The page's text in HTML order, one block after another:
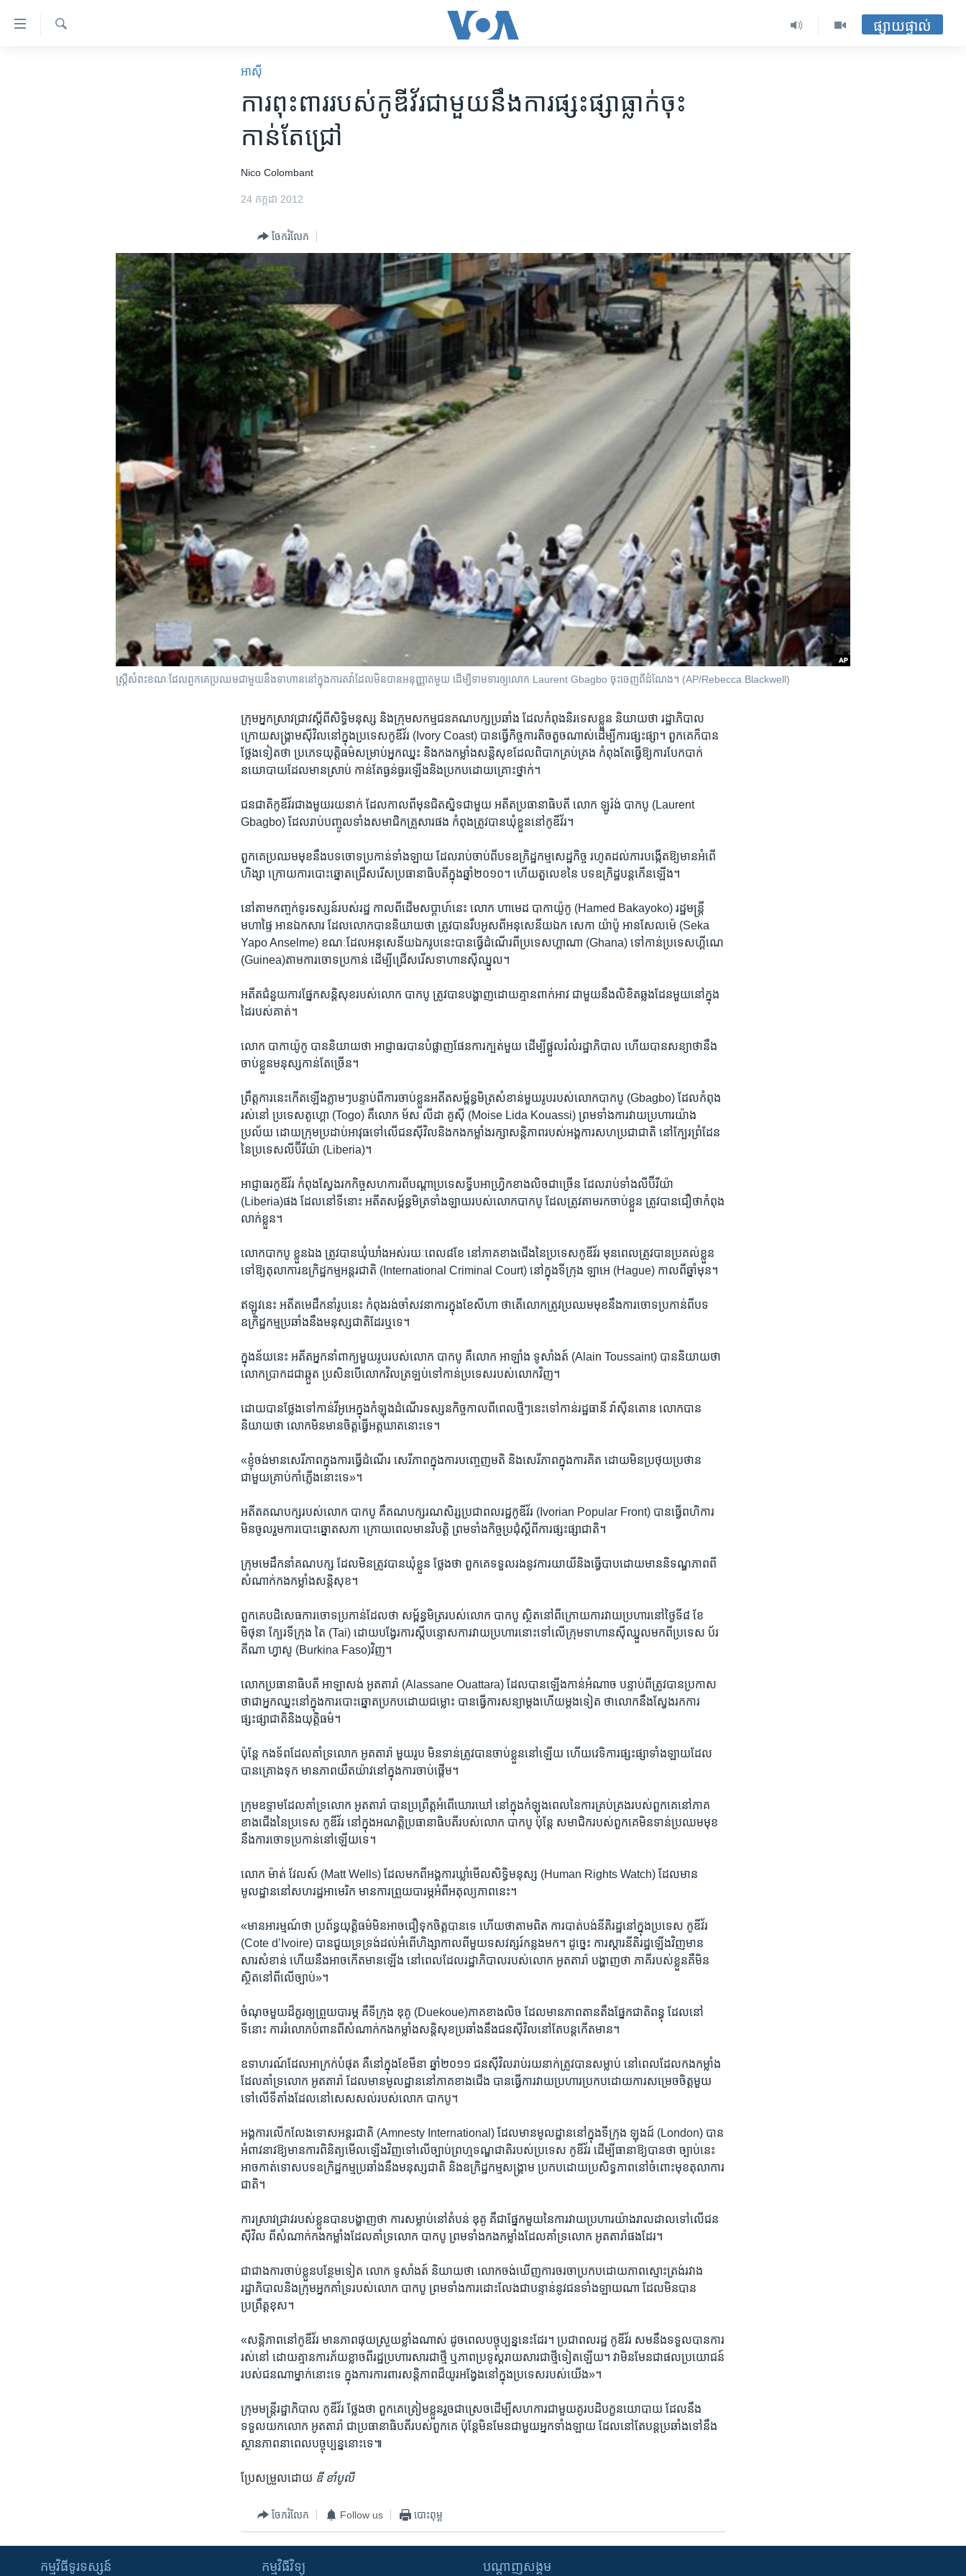
ទៅ​
ផ្សាយផ្ទាល់
អាស៊ី
ការ​ពុះពារ​របស់​កូឌីវ័រ​ជាមួយនឹង​ការផ្សះផ្សា​ធ្លាក់ចុះ​​
កាន់​​តែ​​ជ្រៅ​
Nico Colombant
24 កក្កដា 2012
ចែករំលែក
ស្ត្រី​សំពះ​ខណៈ​ដែល​ពួកគេ​ប្រឈម​ជាមួយ​នឹង​ទាហាននៅ​ក្នុង​ការ​តវ៉ា​ដែល​មិន​បាន​អនុញ្ញាត​មួយ ដើម្បី​ទាមទារ​ឲ្យលោក Laurent Gbagbo ចុះ​ចេញ​ពីដំណែង។ (AP/Rebecca Blackwell)
ក្រុមអ្នក​ស្រាវជ្រាវ​ស្តីពី​សិទ្ធិ​មនុស្ស និងក្រុម​សកម្មជន​គណបក្ស​ប្រឆាំង ដែល​កំពុង​និរទេសខ្លួន និយាយថា រដ្ឋាភិបាល​
ក្រោយ​សង្រ្គាម​ស៊ីវិល​នៅក្នុង​ប្រទេស​កូឌីវ័រ (Ivory Coast) បាន​ធ្វើ​កិច្ចការតិចតួច​ណាស់ដើម្បីការផ្សះផ្សា។ ពួកគេ​ក៏​បាន​
ថ្លែង​ទៀតថា ប្រភេទ​យុត្តិធម៌​សម្រាប់អ្នក​ឈ្នះ និង​កងកម្លាំង​សន្តិសុខដែល​ពិបាកគ្រប់គ្រង​ កំពុងតែ​ធ្វើឱ្យការ​បែក​បាក់
នយោបាយ​ដែល​មានស្រាប់ ​កាន់តែ​ធ្ងន់ធ្ងរ​ឡើងនិងប្រកបដោយ​គ្រោះថ្នាក់។
ជនជាតិកូឌីវ័រ​ជាង​មួយរយ​នាក់ ដែល​កាលពីមុន​ជិតស្និទ​ជាមួយ​ អតីតប្រធានាធិបតី លោក ឡូរ៉ង់ បាកបូ (Laurent
Gbagbo) ដែល​រាប់​បញ្ចូលទាំង​សមាជិក​គ្រួសារ​ផង កំពុង​ត្រូវបាន​ឃុំខ្លួន​នៅ​កូឌីវ័រ។
ពួកគេ​ប្រឈមមុខ​នឹង​បទ​ចោទ​ប្រកាន់​ទាំងឡាយ ដែល​រាប់​ចាប់ពីបទឧក្រិដ្ឋកម្ម​សេដ្ឋកិច្ច រហូតដល់ការ​បង្កើត​ឱ្យមានអំពើ
ហិង្សា ក្រោយ​ការ​បោះ​ឆ្នោតជ្រើសរើស​ប្រធានាធិបតី​ក្នុងឆ្នាំ​២០១០។ ហើយ​តួលេខ​នៃ បទ​ឧក្រិដ្ឋ​បន្តកើនឡើង។
នៅតាម​កញ្ចក់​ទូរទស្សន៍​របស់​រដ្ឋ កាលពី​ដើម​សប្តាហ៍​នេះ លោក ហាមេដ បាកាយ៉ូកូ (Hamed Bakayoko) រដ្ឋ​មន្រ្តី​
មហាផ្ទៃ អាន​ឯកសារ ដែល​លោក​បាន​និយាយ​ថា ត្រូវបាន​រឹបអូស​ពី​អនុសេនីយឯក សេកា យ៉ាប៉ូ អានសែលម៉េ (Seka
Yapo Anselme) ខណៈ​ដែល​អនុសេនីយ​ឯក​រូបនេះ​បានធ្វើ​ដំណើរ​ពី​ប្រទេស​ហ្គាណា (Ghana) ទៅកាន់​ប្រទេស​ហ្គីណេ​
(Guinea)​តាម​ការចោទប្រកាន់​ ដើម្បី​ជ្រើសរើស​ទាហានស៊ីឈ្នួល។
អតីតជំនួយការផ្នែកសន្តិសុខ​របស់​លោក បាក​បូ ត្រូវ​បានបង្ហាញដោយ​គ្មានពាក់អាវ ជាមួយនឹង​លិខិត​ឆ្លងដែន​មួយ​នៅក្នុង​
ដៃរបស់​គាត់។
លោក បាកាយ៉ូកូ បាន​និយាយ​ថា អាជ្ញាធរ​បាន​បំផ្លាញ​ផែនការក្បត់​មួយ ដើម្បី​ផ្តួល​រំលំ​រដ្ឋាភិបាល ហើយ​បាន​សន្យា​ថា​នឹង
ចាប់​ខ្លួន​មនុស្ស​កាន់​តែ​ច្រើន។
ព្រឹត្តការ​នេះ​កើតឡើង​ភ្លាមៗបន្ទាប់​ពីការចាប់ខ្លួនអតីត​សម្ព័ន្ធ​មិត្រ​សំខាន់​មួយរូប​របស់​លោក​បាកបូ (Gbagbo) ដែល​កំពុង​
រស់នៅ​ ប្រទេស​តូហ្គោ (Togo) គឺ​លោក ម័ស លីដា គូស៊ី (Moise Lida Kouassi) ព្រមទាំងការវាយ​ប្រហារយ៉ាង
ប្រល័យ ដោយ​ក្រុម​ប្រដាប់​អាវុធទៅលើ​ជនស៊ីវិល​និង​កងកម្លាំង​រក្សា​សន្តិភាព​របស់​អង្គការ​សហប្រជាជាតិ នៅក្បែរ​ព្រំដែន​
នៃ​ប្រទេស​លីប៊ីរីយ៉ា (Liberia)។
អាជ្ញាធរកូឌីវ័រ កំពុង​ស្វែងរកកិច្ច​សហការ​ពី​បណ្តា​ប្រទេស​ទ្វីប​អាហ្រ្វិក​ខាងលិច​ជាច្រើន​ ដែល​រាប់​ទាំង​លីប៊ីរីយ៉ា​
(Liberia)ផង ដែល​នៅទីនោះ អតីត​សម្ព័ន្ធមិត្រ​ទាំងឡាយ​របស់​លោក​បាក​បូ ដែល​ត្រូវ​តាម​រក​ចាប់​ខ្លួន ត្រូវបានជឿថា​កំពុង​
លាក់​ខ្លួន​។
លោកបាក​បូ ខ្លួនឯង ត្រូវបាន​ឃុំឃាំងអស់​រយៈពេល៨ខែ នៅភាគ​ខាងជើង​នៃ​ប្រទេសកូឌីវ័រ មុនពេល​ត្រូវបាន​ប្រគល់​ខ្លួន​
ទៅឱ្យ​តុលាការ​ឧក្រិដ្ឋ​កម្មអន្តរជាតិ (International Criminal Court) នៅក្នុង​ទីក្រុង ឡាអេ (Hague) កាលពី​ឆ្នាំមុន។​
ឥឡូវនេះ អតីតមេដឹកនាំ​រូបនេះ កំពុង​រង់ចាំ​សវនាការ​ក្នុង​ខែ​សីហា ថាតើ​លោកត្រូវ​ប្រឈមមុខ​នឹង​ការចោទប្រកាន់​ពីបទ​
ឧក្រិដ្ឋកម្ម​ប្រឆាំង​នឹងមនុស្ស​ជាតិ​ដែរ​ឬទេ។
ក្នុងន័យ​នេះ អតីត​អ្នកនាំ​ពាក្យ​មួយរូប​របស់​លោក បាក​បូ គឺលោក អាឡាំង ទូសាំងត៍ (Alain Toussaint) បាន​និយាយ​ថា
លោក​ប្រាកដ​ជា​ឆ្កួត ប្រសិនបើ​លោក​វិលត្រឡប់​ទៅកាន់​ប្រទេស​របស់​លោក​វិញ។
ដោយ​បានថ្លែង​ទៅកាន់​វីអូអេ​ក្នុងកំឡុងដំណើរទស្សនកិច្ចកាលពីពេល​ថ្មីៗ​នេះទៅកាន់​រដ្ឋធានី វ៉ាស៊ីនតោន លោក​បាន​
និយាយ​ថា លោក​មិនមានចិត្ត​ធ្វើអត្តឃាតនោះទេ។
«ខ្ញុំ​ចង់​មាន​សេរីភាព​ក្នុង​ការធ្វើ​ដំណើរ សេរីភាព​ក្នុងការបញ្ចេញ​មតិ និង​សេរីភាពក្នុងការគិត ដោយ​មិន​ប្រថុយ​ប្រថាន
ជាមួយគ្រាប់​កាំភ្លើងនោះ​ទេ»។
អតីត​គណបក្ស​របស់​លោក បាក​បូ គឺ​គណបក្ស​រណសិរ្ស​ប្រជាពលរដ្ឋ​កូឌីវ័រ​ (Ivorian Popular Front) បាន​ធ្វើពហិការ
មិនចូល​រួមការបោះឆ្នោត​សភា ​ក្រោយពេលមាន​វិបត្តិ ព្រមទាំង​កិច្ច​ប្រជុំស្តីពី​ការផ្សះផ្សា​ជាតិ។
ក្រុម​មេដឹកនាំ​គណបក្ស ដែល​មិនត្រូវបាន​ឃុំខ្លួន ថ្លែងថា ពួកគេ​ទទួល​រងនូវ​ការយាយី​និង​ធ្វើបាប​ដោយ​មាននិទណ្ឌភាព​ពី​
សំណាក់​កងកម្លាំង​សន្តិសុខ។
ពួកគេបដិសេធ​ការចោទប្រកាន់​ដែលថា សម្ព័ន្ធមិត្រ​របស់​លោក បាក​បូ ស្ថិតនៅ​ពីក្រោយ​ការវាយប្រហារ​នៅថ្ងៃទី​៨ ខែ​
មិថុនា ក្បែរ​ទីក្រុង តៃ (Tai) ដោយបង្វែរ​ការ​ស្តីបន្ទោស​ការវាយប្រហារនោះ​ទៅលើក្រុមទាហានស៊ីឈ្នួល​មក​ពី​ប្រទេស ប័រ
គីណា ហ្វាសូ (Burkina Faso)វិញ។
លោក​ប្រធានាធិបតី អាឡាសង់ អូតតារ៉ា (Alassane Ouattara) ដែល​បាន​ឡើង​កាន់​អំណាច បន្ទាប់ពីត្រូវបាន​ប្រកាស​
ថា​ជា​អ្នកឈ្នះ​នៅក្នុង​ការបោះ​ឆ្នោត​ប្រកបដោយ​ជម្លោះ បាន​ធ្វើ​ការ​សន្យាម្តង​ហើយ​ម្តងទៀត ថា​លោក​នឹង​ស្វែងរកការ
ផ្សះផ្សា​ជាតិ​និង​យុត្តិធម៌។
ប៉ុន្តែ កងទ័ព​ដែល​គាំទ្រ​លោក អូតតារ៉ា មួយរូប មិនទាន់​ត្រូវបាន​ចាប់​ខ្លួននៅឡើយ​ ហើយ​វេទិការ​ផ្សះផ្សា​ទាំងឡាយ​ដែល​
បាន​គ្រោងទុក មាន​ភាព​យឺតយ៉ាវ​នៅក្នុងការចាប់ផ្តើម។
ក្រុម​ឧទ្ទាម​ដែល​គាំទ្រ​លោក អូត​តារ៉ា បាន​ប្រព្រឹត្ត​អំពើ​ឃោរឃៅ​ នៅ​ក្នុង​កំឡុងពេល​នៃ​ការគ្រប់គ្រង​របស់​ពួកគេ​នៅ​ភាគ​
ខាងជើង​នៃ​ប្រទេស កូឌីវ័រ នៅក្នុង​អណត្តិ​ប្រធានាធិបតី​របស់​លោក បាកបូ ប៉ុន្តែ សមាជិក​របស់​ពួកគេ​មិនទាន់​ប្រឈមមុខ​
នឹង​ការចោទ​ប្រកាន់​នៅឡើយទេ។
លោក ម៉ាត់ វែលស៍ (Matt Wells) ដែល​មកពី​អង្គការ​ឃ្លាំមើល​សិទ្ធិ​មនុស្ស (Human Rights Watch) ដែល​មាន​
មូលដ្ឋាន​នៅ​សហរដ្ឋអាមេរិក មាន​ការព្រួយបារម្ភអំពី​អតុល្យភាព​នេះ។
«មាន​អារម្មណ៍​ថា ប្រព័ន្ធ​យុត្តិធម៌​មិនអាច​ជឿទុកចិត្ត​បានទេ​ ហើយថាតាមពិត ​ការ​បាត់​បង់នីតិរដ្ឋនៅក្នុង​ប្រទេស កូឌីវ័រ
(Cote d’Ivoire) បាន​ជួយទ្រទ្រង់​ដល់​អំពើ​ហិង្សា​កាលពី​មួយ​ទសវត្សរ៍​កន្លង​មក។ ដូច្នេះ ការស្តារ​នីតិរដ្ឋឡើង​វិញ​មាន​
សារសំខាន់ ហើយ​នឹង​អាច​កើតមាន​ឡើង ​នៅពេល​ដែល​រដ្ឋាភិបាល​របស់​លោក អូតតារ៉ា បង្ហាញ​ថា ភាគី​របស់​ខ្លួន​គឺ​មិន​
ស្ថិត​នៅពីលើ​ច្បាប់»។
ចំណុចមួយ​ដ៏គួរឲ្យ​ព្រួយបារម្ភ គឺទីក្រុង ឌុគូ (Duekoue)​ភាគ​ខាងលិច​ ដែល​មានភាព​តានតឹង​ផ្នែក​ជាតិពន្ធុ ដែល​នៅ
ទីនោះ ការរំលោភ​បំពាន​ពីសំណាក់​កងកម្លាំង​សន្តិសុខ​ប្រឆាំងនឹង​ជនស៊ីវិល​នៅតែបន្តកើត​មាន។
ឧទាហរណ៍​ដែល​អាក្រក់បំផុត​ គឺ​នៅក្នុង​ខែមីនា ឆ្នាំ​២០១១ ជនស៊ីវិល​រាប់រយ​នាក់​ត្រូវបាន​សម្លាប់ នៅពេល​ដែល​កងកម្លាំង​
ដែល​គាំទ្រ​លោក អូតតារ៉ា ដែល​មាន​មូលដ្ឋាន​នៅ​ភាគ​ខាងជើង បាន​ធ្វើការវាយ​ប្រហារ​ប្រកបដោយ​ការសម្រេចចិត្ត​មួយ
ទៅលើ​ទីតាំង​ដែល​នៅសេសសល់របស់​លោក បាកបូ។
អង្គការ​លើកលែងទោស​អន្តរជាតិ (Amnesty International) ដែល​មាន​មូលដ្ឋាន​នៅក្នុង​ទីក្រុង ឡុងដ៍ (London) បាន​
អំពាវនាវ​ឱ្យមាន​ការ​ពិនិត្យមើល​ឡើងវិញ​ទៅលើ​ច្បាប់ព្រហ្មទណ្ឌ​ជាតិ​របស់​ប្រទេស កូឌីវ័រ ដើម្បី​ធានា​ឱ្យបាន​ថា ច្បាប់​នេះ​
អាច​កាត់ទោស​បទ​ឧក្រិដ្ឋកម្ម​ប្រឆាំងនឹង​មនុស្ស​ជាតិ និង​ឧក្រិដ្ឋកម្ម​សង្រ្គាម ប្រកប​ដោយ​ប្រសិទ្ធភាព​នៅ​ចំពោះ​មុខ​តុលាការ​
ជាតិ។
ការស្រាវជ្រាវ​របស់​ខ្លួន​បានបង្ហាញ​ថា ការសម្លាប់​នៅតំបន់ ឌុគូ គឺជា​ផ្នែក​មួយ​នៃ​ការវាយ​ប្រហារ​យ៉ាង​រាលដាលទៅលើ​ជន
ស៊ីវិល ពីសំណាក់​កងកម្លាំង​ដែល​គាំទ្រ​លោក បាកបូ ព្រមទាំងកងកម្លាំង​ដែល​គាំទ្រ​លោក អូតតារ៉ាផងដែរ។
ជាជាង​ការចាប់​ខ្លួន​បន្ថែម​ទៀត លោក ទូសាំងត៍ និយាយ​ថា លោក​ចង់​ឃើញ​ការ​ចរចាប្រកប​ដោយ​ភាព​ស្មោះត្រង់រវាង​
រដ្ឋាភិបាល​និង​ក្រុម​អ្នក​គាំទ្រ​របស់លោក បាក​បូ ព្រមទាំងការ​ដោះលែងជាបន្ទាន់នូវជន​ទាំងឡាយណា ដែល​មិនបាន​
ប្រព្រឹត្តខុស​។
«សន្តិភាព​នៅកូឌីវ័រ មានភាព​ផុយស្រួយ​ខ្លាំងណាស់​ ដូចពេល​បច្ចុប្បន្ន​នេះដែរ។ ប្រជាពលរដ្ឋ កូឌីវ័រ សមនឹង​ទទួលបាន​ការ
រស់នៅ ដោយ​គ្មានការភ័យខ្លាច​ពី​រដ្ឋប្រហារសារជា​ថ្មី ឬភាព​ប្រទូស្តរាយ​សារជាថ្មី​ទៀត​ឡើយ។ វាមិនមែន​ជា​ផលប្រយោជន៍​
របស់​ជនណា​ម្នាក់​នោះទេ ក្នុង​ការការពារ​សន្តិភាពដ៏យូរ​អង្វែងនៅក្នុង​ប្រទេស​របស់​យើង»។
ក្រុម​មន្រ្តី​រដ្ឋាភិបាល កូឌីវ័រ ថ្លែងថា ពួកគេ​ត្រៀមខ្លួន​រួចជា​ស្រេចដើម្បី​សហការជាមួយ​គូរបដិបក្ខ​នយោបាយ ដែល​នឹង​
ទទួល​យក​លោក អូតតារ៉ា ជា​ប្រធានាធិបតី​របស់​ពួកគេ ប៉ុន្តែ​មិនមែន​ជាមួយ​អ្នក​ទាំងឡាយ ដែល​នៅតែ​បន្ត​ប្រឆាំង​ទៅនឹង​
ស្ថានភាព​នាពេល​បច្ចុប្បន្ន​នោះទេ៕
ប្រែសម្រួលដោយ ឌី ខាំបូលី
ចែករំលែក Follow us បោះពុម្ព
បណ្តាញ​សង្គម
កម្មវិធី​ទូរទស្សន៍ កម្មវិធី​វិទ្យុ